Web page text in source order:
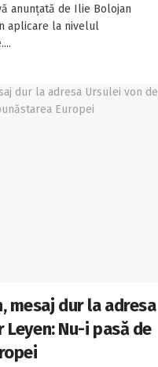
anunțată de Ilie Bolojan
aplicare la nivelul
mesaj dur la adresa
Nu-i pasă de